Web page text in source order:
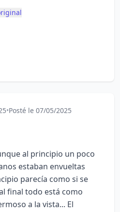
•Posté le 07/05/2025
al principio un poco
estaban envueltas
parecía como si se
final todo está como
a la vista... El